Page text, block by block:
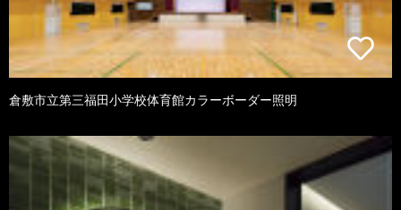
倉敷市立第三福田小学校体育館カラーボーダー照明